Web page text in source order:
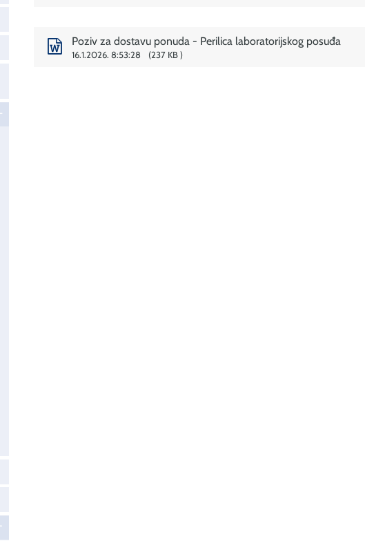
Poziv za dostavu ponuda - Perilica laboratorijskog posuđa
16.1.2026. 8:53:28 237 KB